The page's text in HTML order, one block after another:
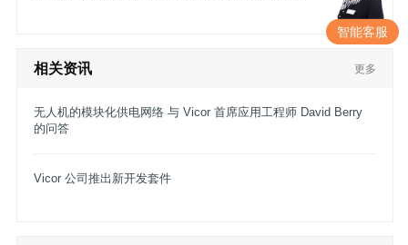
相关资讯 更多
无人机的模块化供电网络 与 Vicor 首席应用工程师 David Berry
的问答
Vicor 公司推出新开发套件
智能客服